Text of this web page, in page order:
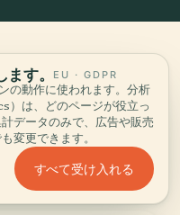
暮らし
ちづくられた
す。 EU · GDPR
の動作に使われます。分析
は、どのページが役立っ
データのみで、広告や販売
変更できます。
すべて受け入れる